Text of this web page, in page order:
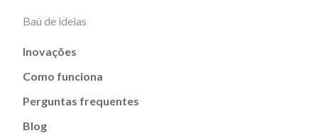
Baú de ideias
Inovações
Como funciona
Perguntas frequentes
Blog